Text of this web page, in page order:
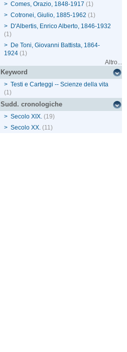
> Comes, Orazio, 1848-1917 (1)
> Cotronei, Giulio, 1885-1962 (1)
> D'Albertis, Enrico Alberto, 1846-1932
(1)
> De Toni, Giovanni Battista, 1864-
1924 (1)
Altro...
Keyword
> Testi e Carteggi -- Scienze della vita
(1)
Sudd. cronologiche
> Secolo XIX. (19)
> Secolo XX. (11)